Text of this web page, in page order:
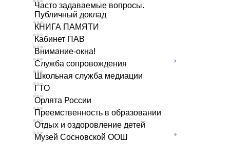
Часто задаваемые вопросы.
Публичный доклад
КНИГА ПАМЯТИ
Кабинет ПАВ
Внимание-окна!
Служба сопровождения
Школьная служба медиации
ГТО
Орлята России
Преемственность в образовании
Отдых и оздоровление детей
Музей Сосновской ООШ